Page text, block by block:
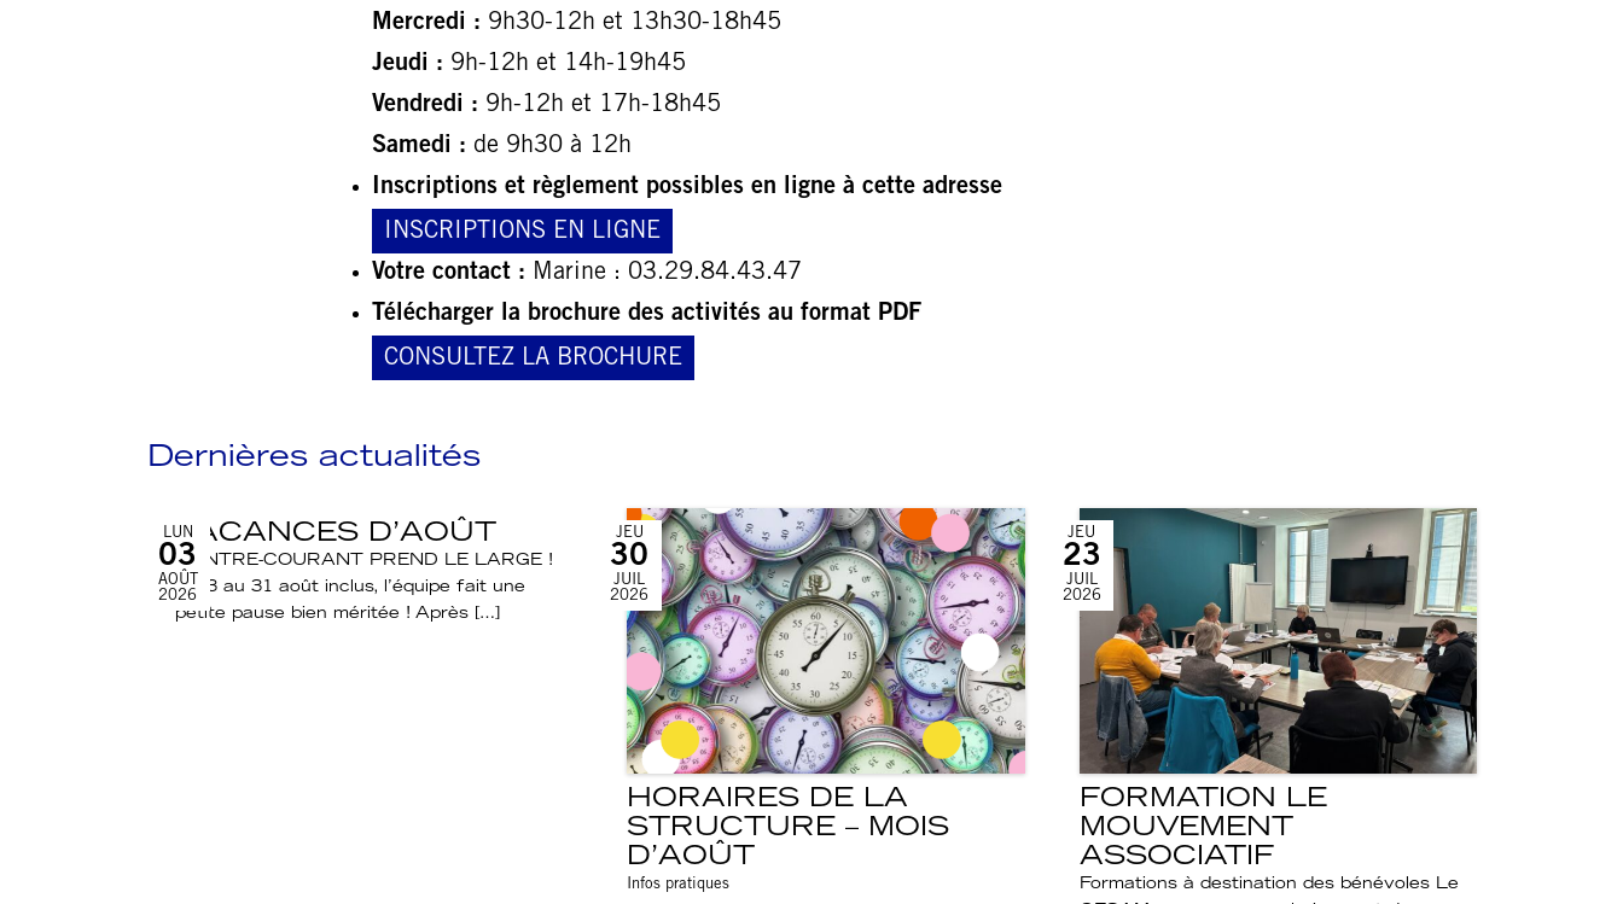
Mercredi : 9h30-12h et 13h30-18h45
Jeudi : 9h-12h et 14h-19h45
Vendredi : 9h-12h et 17h-18h45
Samedi : de 9h30 à 12h
Inscriptions et règlement possibles en ligne à cette adresse
INSCRIPTIONS EN LIGNE
Votre contact : Marine : 03.29.84.43.47
Télécharger la brochure des activités au format PDF
CONSULTEZ LA BROCHURE
Dernières actualités
VACANCES D’AOÛT
CONTRE-COURANT PREND LE LARGE !
Du 3 au 31 août inclus, l’équipe fait une
petite pause bien méritée ! Après […]
LUN
03
AOÛT
2026
HORAIRES DE LA
STRUCTURE – MOIS
D’AOÛT
Infos pratiques
JEU
30
JUIL
2026
FORMATION LE
MOUVEMENT
ASSOCIATIF
Formations à destination des bénévoles Le
JEU
23
JUIL
2026